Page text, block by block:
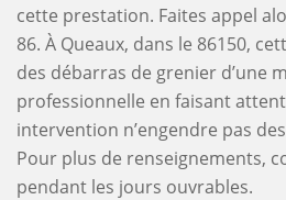
cette prestation. Faites appel
86. À Queaux, dans le 86150,
des débarras de grenier d’une
professionnelle en faisant
intervention n’engendre pas
Pour plus de renseignements,
pendant les jours ouvrables.